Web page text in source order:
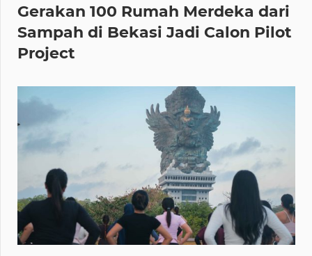
Gerakan 100 Rumah Merdeka dari
Sampah di Bekasi Jadi Calon Pilot
Project